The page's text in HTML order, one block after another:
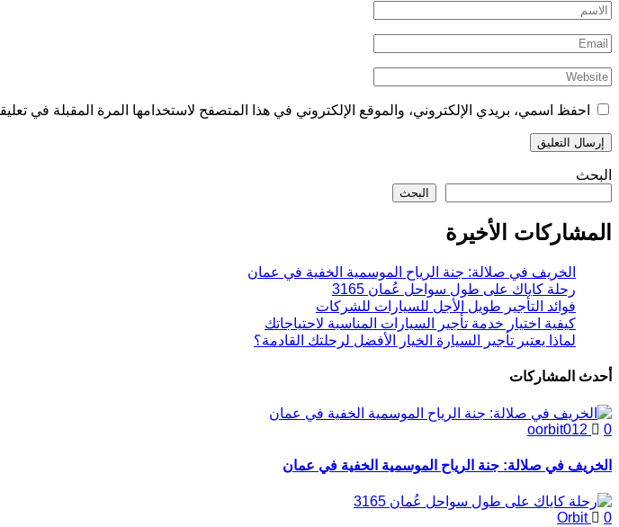
احفظ اسمي، بريدي الإلكتروني، والموقع الإلكتروني في هذا المتصفح لاستخدامها المرة المقبلة في
البحث
البحث
المشاركات الأخيرة
الخريف في صلالة: جنة الرياح الموسمية الخفية في عمان
رحلة كاياك على طول سواحل عُمان 3165
فوائد التأجير طويل الأجل للسيارات للشركات
كيفية اختيار خدمة تأجير السيارات المناسبة لاحتياجاتك
لماذا يعتبر تأجير السيارة الخيار الأفضل لرحلتك القادمة؟
أحدث المشاركات
oorbit012 0
الخريف في صلالة: جنة الرياح الموسمية الخفية في عمان
Orbit 0